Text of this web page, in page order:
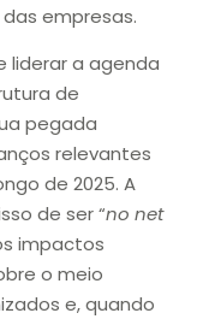
empresas.
liderar a agenda
de
pegada
relevantes
de 2025. A
de ser “no net
impactos
o meio
e, quando